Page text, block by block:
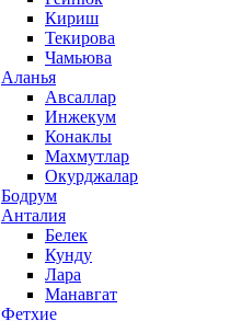
Кириш
Текирова
Чамьюва
Аланья
Авсаллар
Инжекум
Конаклы
Махмутлар
Окурджалар
Бодрум
Анталия
Белек
Кунду
Лара
Манавгат
Фетхие